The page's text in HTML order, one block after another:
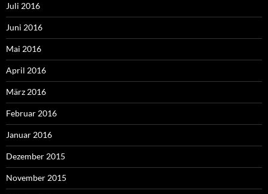
Juli 2016
Juni 2016
Mai 2016
April 2016
März 2016
Februar 2016
Januar 2016
Dezember 2015
November 2015